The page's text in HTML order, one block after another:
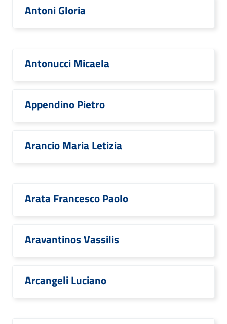
Antoni Gloria
Antonucci Micaela
Appendino Pietro
Arancio Maria Letizia
Arata Francesco Paolo
Aravantinos Vassilis
Arcangeli Luciano